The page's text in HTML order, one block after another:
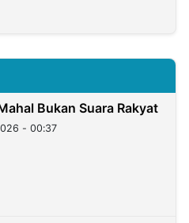
Bukan Suara Rakyat
- 00:37